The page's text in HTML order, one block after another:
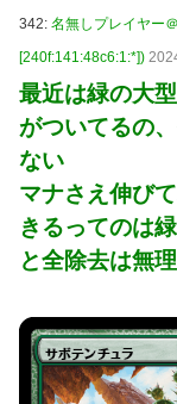
342: 名無しプレイヤー
[240f:141:48c6:1:*])
最近は緑の大
がついてるの
ない
マナさえ伸び
きるってのは
と全除去は無理